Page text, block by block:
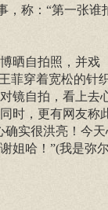
，称：“第一张谁
晒自拍照，并戏
菲穿着宽松的针
镜自拍，看上去
时，更有网友称
确实很洪亮！今天
姐哈！”(我是弥